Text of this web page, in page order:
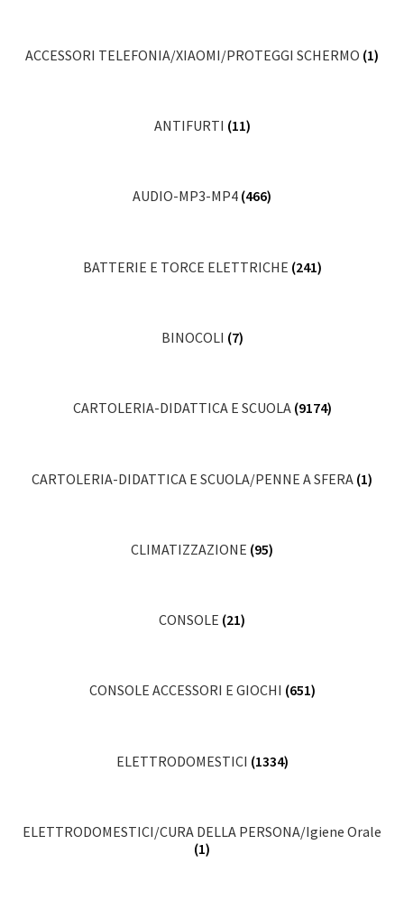
ACCESSORI TELEFONIA/XIAOMI/PROTEGGI SCHERMO (1)
ANTIFURTI (11)
AUDIO-MP3-MP4 (466)
BATTERIE E TORCE ELETTRICHE (241)
BINOCOLI (7)
CARTOLERIA-DIDATTICA E SCUOLA (9174)
CARTOLERIA-DIDATTICA E SCUOLA/PENNE A SFERA (1)
CLIMATIZZAZIONE (95)
CONSOLE (21)
CONSOLE ACCESSORI E GIOCHI (651)
ELETTRODOMESTICI (1334)
ELETTRODOMESTICI/CURA DELLA PERSONA/Igiene Orale
(1)